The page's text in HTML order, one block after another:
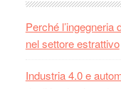
Sidebar
Perché
nel settore estrattivo
Industria 4.0 e